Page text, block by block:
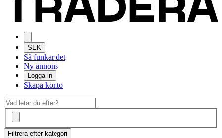
SEK
Så funkar det
Ny annons
Logga in
Skapa konto
Filtrera efter kategori